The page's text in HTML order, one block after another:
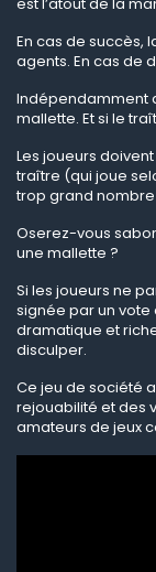
est l’atout de la
En cas de succès,
agents. En cas de
Indépendamment
mallette. Et si le
Les joueurs
traître (qui joue
trop grand
Oserez-vous
une mallette ?
Si les joueurs ne
signée par un vote
dramatique et
disculper.
Ce jeu de société
rejouabilité et des
amateurs de jeux